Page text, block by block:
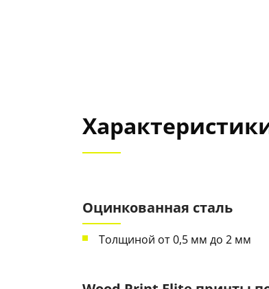
Оцинкованная сталь
Толщиной от 0,5 мм до 2 мм